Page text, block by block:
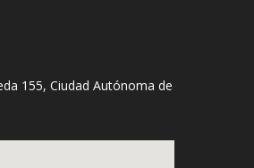
155, Ciudad Autónoma de